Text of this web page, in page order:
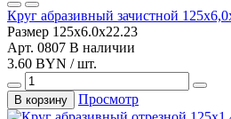
Круг абразивный зачистной
Размер 125x6.0x22.23
Арт. 0807 В наличии
3.60 BYN / шт.
В корзину Просмотр